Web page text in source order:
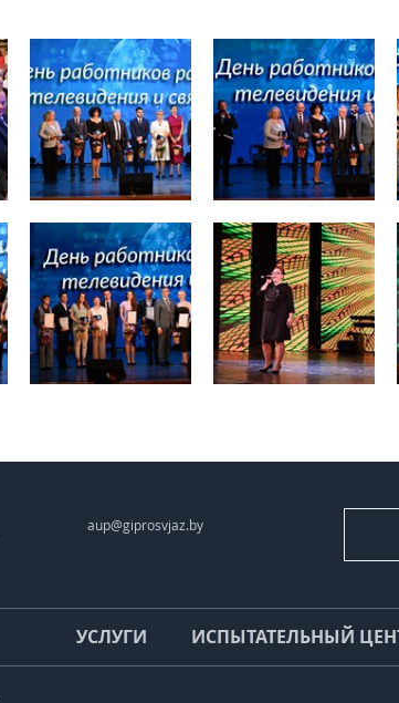
aup@giprosvjaz.by
УСЛУГИ ИСПЫТАТЕЛЬНЫЙ